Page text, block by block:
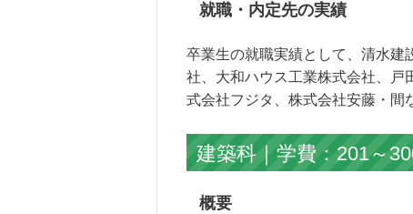
就職・内定先の実績
卒業生の就職実績として、清水建
社、大和ハウス工業株式会社、戸
式会社フジタ、株式会社安藤・間
建築科｜学費：201～
概要